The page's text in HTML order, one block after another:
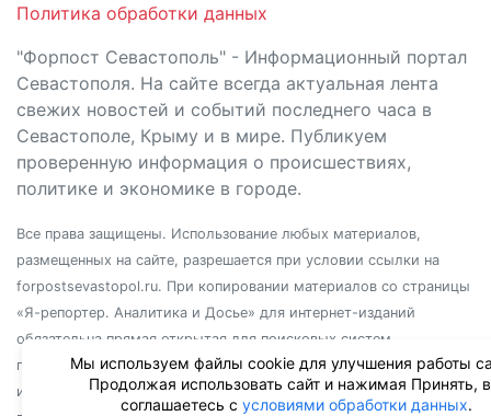
Политика обработки данных
"Форпост Севастополь" - Информационный портал
Севастополя. На сайте всегда актуальная лента
свежих новостей и событий последнего часа в
Севастополе, Крыму и в мире. Публикуем
проверенную информация о происшествиях,
политике и экономике в городе.
Все права защищены. Использование любых материалов,
размещенных на сайте, разрешается при условии ссылки на
forpostsevastopol.ru. При копировании материалов со страницы
«Я-репортер. Аналитика и Досье» для интернет-изданий
обязательна прямая открытая для поисковых систем
гиперссылка. Независимо от полного или частичного
использования материалов, ссылка должна быть размещена в
Мы используем файлы cookie для улучшения работы
Продолжая использовать сайт и нажимая Принять,
соглашаетесь с условиями обработки данных.